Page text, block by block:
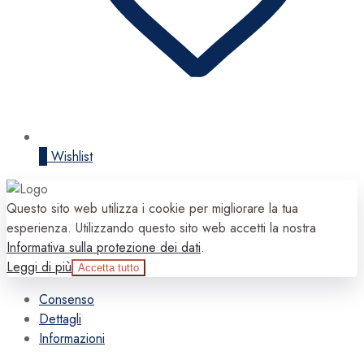
Wishlist
Questo sito web utilizza i cookie per migliorare la tua
esperienza. Utilizzando questo sito web accetti la nostra
Informativa sulla protezione dei dati.
Leggi di più Accetta tutto
Consenso
Dettagli
Informazioni